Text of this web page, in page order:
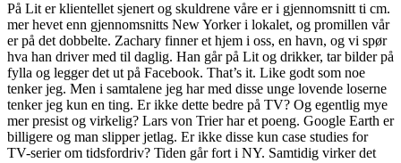
På Lit er klientellet sjenert og skuldrene våre er i gjennomsnitt ti cm.
mer hevet enn gjennomsnitts New Yorker i lokalet, og promillen vår
er på det dobbelte. Zachary finner et hjem i oss, en havn, og vi spør
hva han driver med til daglig. Han går på Lit og drikker, tar bilder på
fylla og legger det ut på Facebook. That’s it. Like godt som noe
tenker jeg. Men i samtalene jeg har med disse unge lovende loserne
tenker jeg kun en ting. Er ikke dette bedre på TV? Og egentlig mye
mer presist og virkelig? Lars von Trier har et poeng. Google Earth er
billigere og man slipper jetlag. Er ikke disse kun case studies for
TV-serier om tidsfordriv? Tiden går fort i NY. Samtidig virker det